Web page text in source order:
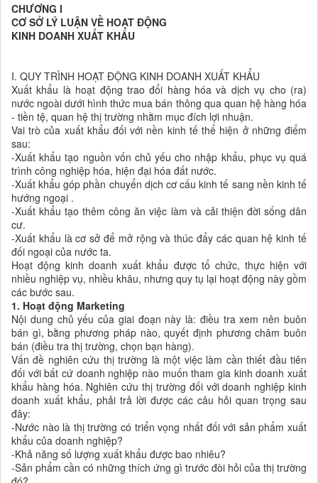
CHƯƠNG I
CƠ SỞ LÝ LUẬN VỀ HOẠT ĐỘNG
KINH DOANH XUẤT KHẨU
I. QUY TRÌNH HOẠT ĐỘNG KINH DOANH XUẤT KHẨU
Xuất khẩu là hoạt động trao đổi hàng hóa và dịch vụ cho (ra)
nước ngoài dưới hình thức mua bán thông qua quan hệ hàng hóa
- tiền tệ, quan hệ thị trường nhằm mục đích lợi nhuận.
Vai trò của xuất khẩu đối với nền kinh tế thể hiện ở những điểm
sau:
-Xuất khẩu tạo nguồn vốn chủ yếu cho nhập khẩu, phục vụ quá
trình công nghiệp hóa, hiện đại hóa đất nước.
-Xuất khẩu góp phần chuyển dịch cơ cấu kinh tế sang nền kinh tế
hướng ngoại .
-Xuất khẩu tạo thêm công ăn việc làm và cải thiện đời sống dân
cư.
-Xuất khẩu là cơ sở để mở rộng và thúc đẩy các quan hệ kinh tế
đối ngoại của nước ta.
Hoạt động kinh doanh xuất khẩu được tổ chức, thực hiện với
nhiều nghiệp vụ, nhiều khâu, nhưng quy tụ lại hoạt động này gồm
các bước sau.
1. Hoạt động Marketing
Nội dung chủ yếu của giai đoạn này là: điều tra xem nên buôn
bán gì, bằng phương pháp nào, quyết định phương châm buôn
bán (điều tra thị trường, chọn bạn hàng).
Vấn đề nghiên cứu thị trường là một việc làm cần thiết đầu tiên
đối với bất cứ doanh nghiệp nào muốn tham gia kinh doanh xuất
khẩu hàng hóa. Nghiên cứu thị trường đối với doanh nghiệp kinh
doanh xuất khẩu, phải trả lời được các câu hỏi quan trọng sau
đây:
-Nước nào là thị trường có triển vọng nhất đối với sản phẩm xuất
khẩu của doanh nghiệp?
-Khả năng số lượng xuất khẩu được bao nhiêu?
-Sản phẩm cần có những thích ứng gì trước đòi hỏi của thị trường